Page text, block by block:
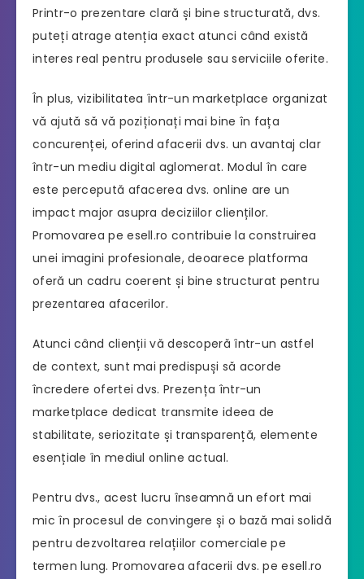
Printr-o prezentare clară și bine structurată, dvs.
puteți atrage atenția exact atunci când există
interes real pentru produsele sau serviciile oferite.
În plus, vizibilitatea într-un marketplace organizat
vă ajută să vă poziționați mai bine în fața
concurenței, oferind afacerii dvs. un avantaj clar
într-un mediu digital aglomerat. Modul în care
este percepută afacerea dvs. online are un
impact major asupra deciziilor clienților.
Promovarea pe esell.ro contribuie la construirea
unei imagini profesionale, deoarece platforma
oferă un cadru coerent și bine structurat pentru
prezentarea afacerilor.
Atunci când clienții vă descoperă într-un astfel
de context, sunt mai predispuși să acorde
încredere ofertei dvs. Prezența într-un
marketplace dedicat transmite ideea de
stabilitate, seriozitate și transparență, elemente
esențiale în mediul online actual.
Pentru dvs., acest lucru înseamnă un efort mai
mic în procesul de convingere și o bază mai solidă
pentru dezvoltarea relațiilor comerciale pe
termen lung. Promovarea afacerii dvs. pe esell.ro